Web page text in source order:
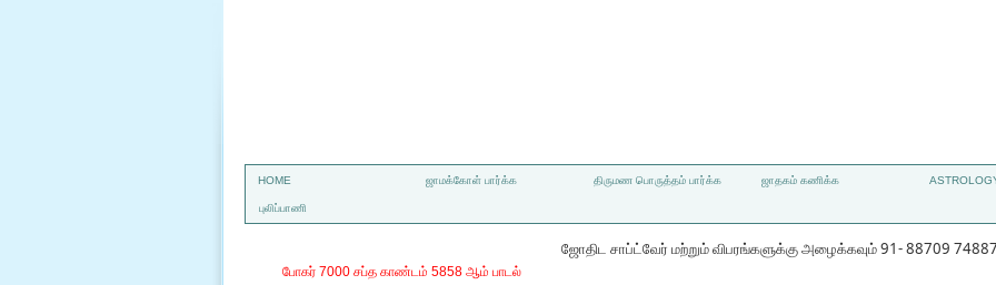
HOME ஜாமக்கோள் பார்க்க திருமண பொருத்தம் பார்க்க ஜாதகம் கணிக்க
புலிப்பாணி
ஜோதிட சாப்ட்வேர் மற்றும் விபரங்களுக்கு அழைக்கவும் 91- 88709
போகர் 7000 சப்த காண்டம் 5858 ஆம் பாடல்